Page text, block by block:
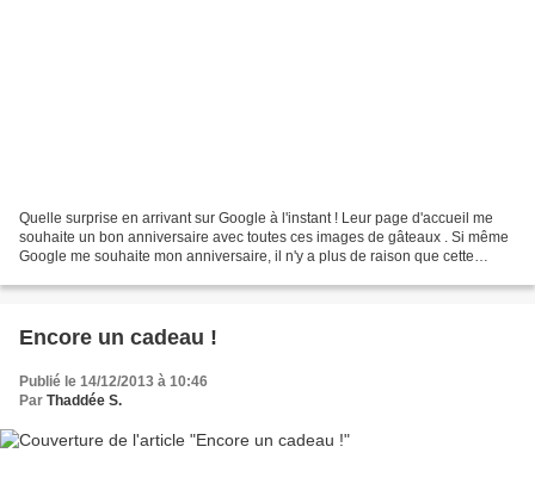
Quelle surprise en arrivant sur Google à l'instant ! Leur page d'accueil me
souhaite un bon anniversaire avec toutes ces images de gâteaux . Si même
Google me souhaite mon anniversaire, il n'y a plus de raison que cette
Encore un cadeau !
Publié le 14/12/2013 à 10:46
Par Thaddée S.